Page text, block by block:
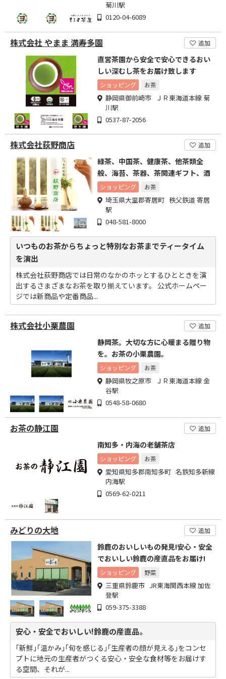
菊川駅
0120-04-6089
株式会社 やまま 満寿多園 追加
直営茶園から安全で安心できるおい
しい深むし茶をお届け致します
ショッピング お茶
静岡県御前崎市 ＪＲ東海道本線 菊
川駅
0537-87-2056
株式会社荻野商店 追加
緑茶、中国茶、健康茶、他茶類全
般、海苔、茶器、茶関連ギフト、酒
ショッピング お茶
埼玉県大里郡寄居町 秩父鉄道 寄居
駅
048-581-8000
いつものお茶からちょっと特別なお茶までティータイム
を演出
株式会社荻野商店では日常のなかのホッとするひとときを演
出するさまざまなお茶を取り揃えています。 公式ホームペー
ジでは新商品や定番商品...
株式会社小栗農園 追加
静岡茶。大切な方に心暖まる贈り物
を。お茶の小栗農園。
ショッピング お茶
静岡県牧之原市 ＪＲ東海道本線 金
谷駅
0548-58-0680
お茶の静江園 追加
南知多・内海の老舗茶店
ショッピング お茶
愛知県知多郡南知多町 名鉄知多新線
内海駅
0569-62-0211
みどりの大地 追加
鈴鹿のおいしいもの発見!安心・安全
でおいしい鈴鹿の産直品をお届け!
ショッピング 野菜
三重県鈴鹿市 JR東海関西本線 加佐
登駅
059-375-3388
安心・安全でおいしい!鈴鹿の産直品。
｢新鮮｣｢温かみ｣｢旬を感じる｣｢生産者の顔が見える｣をコンセ
プトに地元の生産者がつくる安心・安全な食材等をお届けす
る空間、それが...